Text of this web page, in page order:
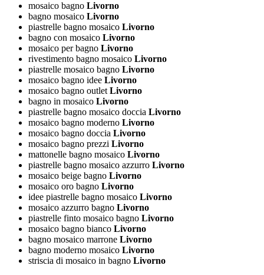
mosaico bagno Livorno
bagno mosaico Livorno
piastrelle bagno mosaico Livorno
bagno con mosaico Livorno
mosaico per bagno Livorno
rivestimento bagno mosaico Livorno
piastrelle mosaico bagno Livorno
mosaico bagno idee Livorno
mosaico bagno outletLivorno
bagno in mosaico Livorno
piastrelle bagno mosaico doccia Livorno
mosaico bagno moderno Livorno
mosaico bagno doccia Livorno
mosaico bagno prezzi Livorno
mattonelle bagno mosaico Livorno
piastrelle bagno mosaico azzurro Livorno
mosaico beige bagno Livorno
mosaico oro bagno Livorno
idee piastrelle bagno mosaico Livorno
mosaico azzurro bagno Livorno
piastrelle finto mosaico bagno Livorno
mosaico bagno bianco Livorno
bagno mosaico marrone Livorno
bagno moderno mosaico Livorno
striscia di mosaico in bagno Livorno